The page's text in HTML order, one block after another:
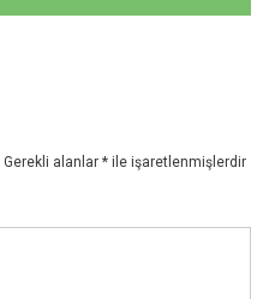
Gerekli alanlar * ile işaretlenmişlerdir